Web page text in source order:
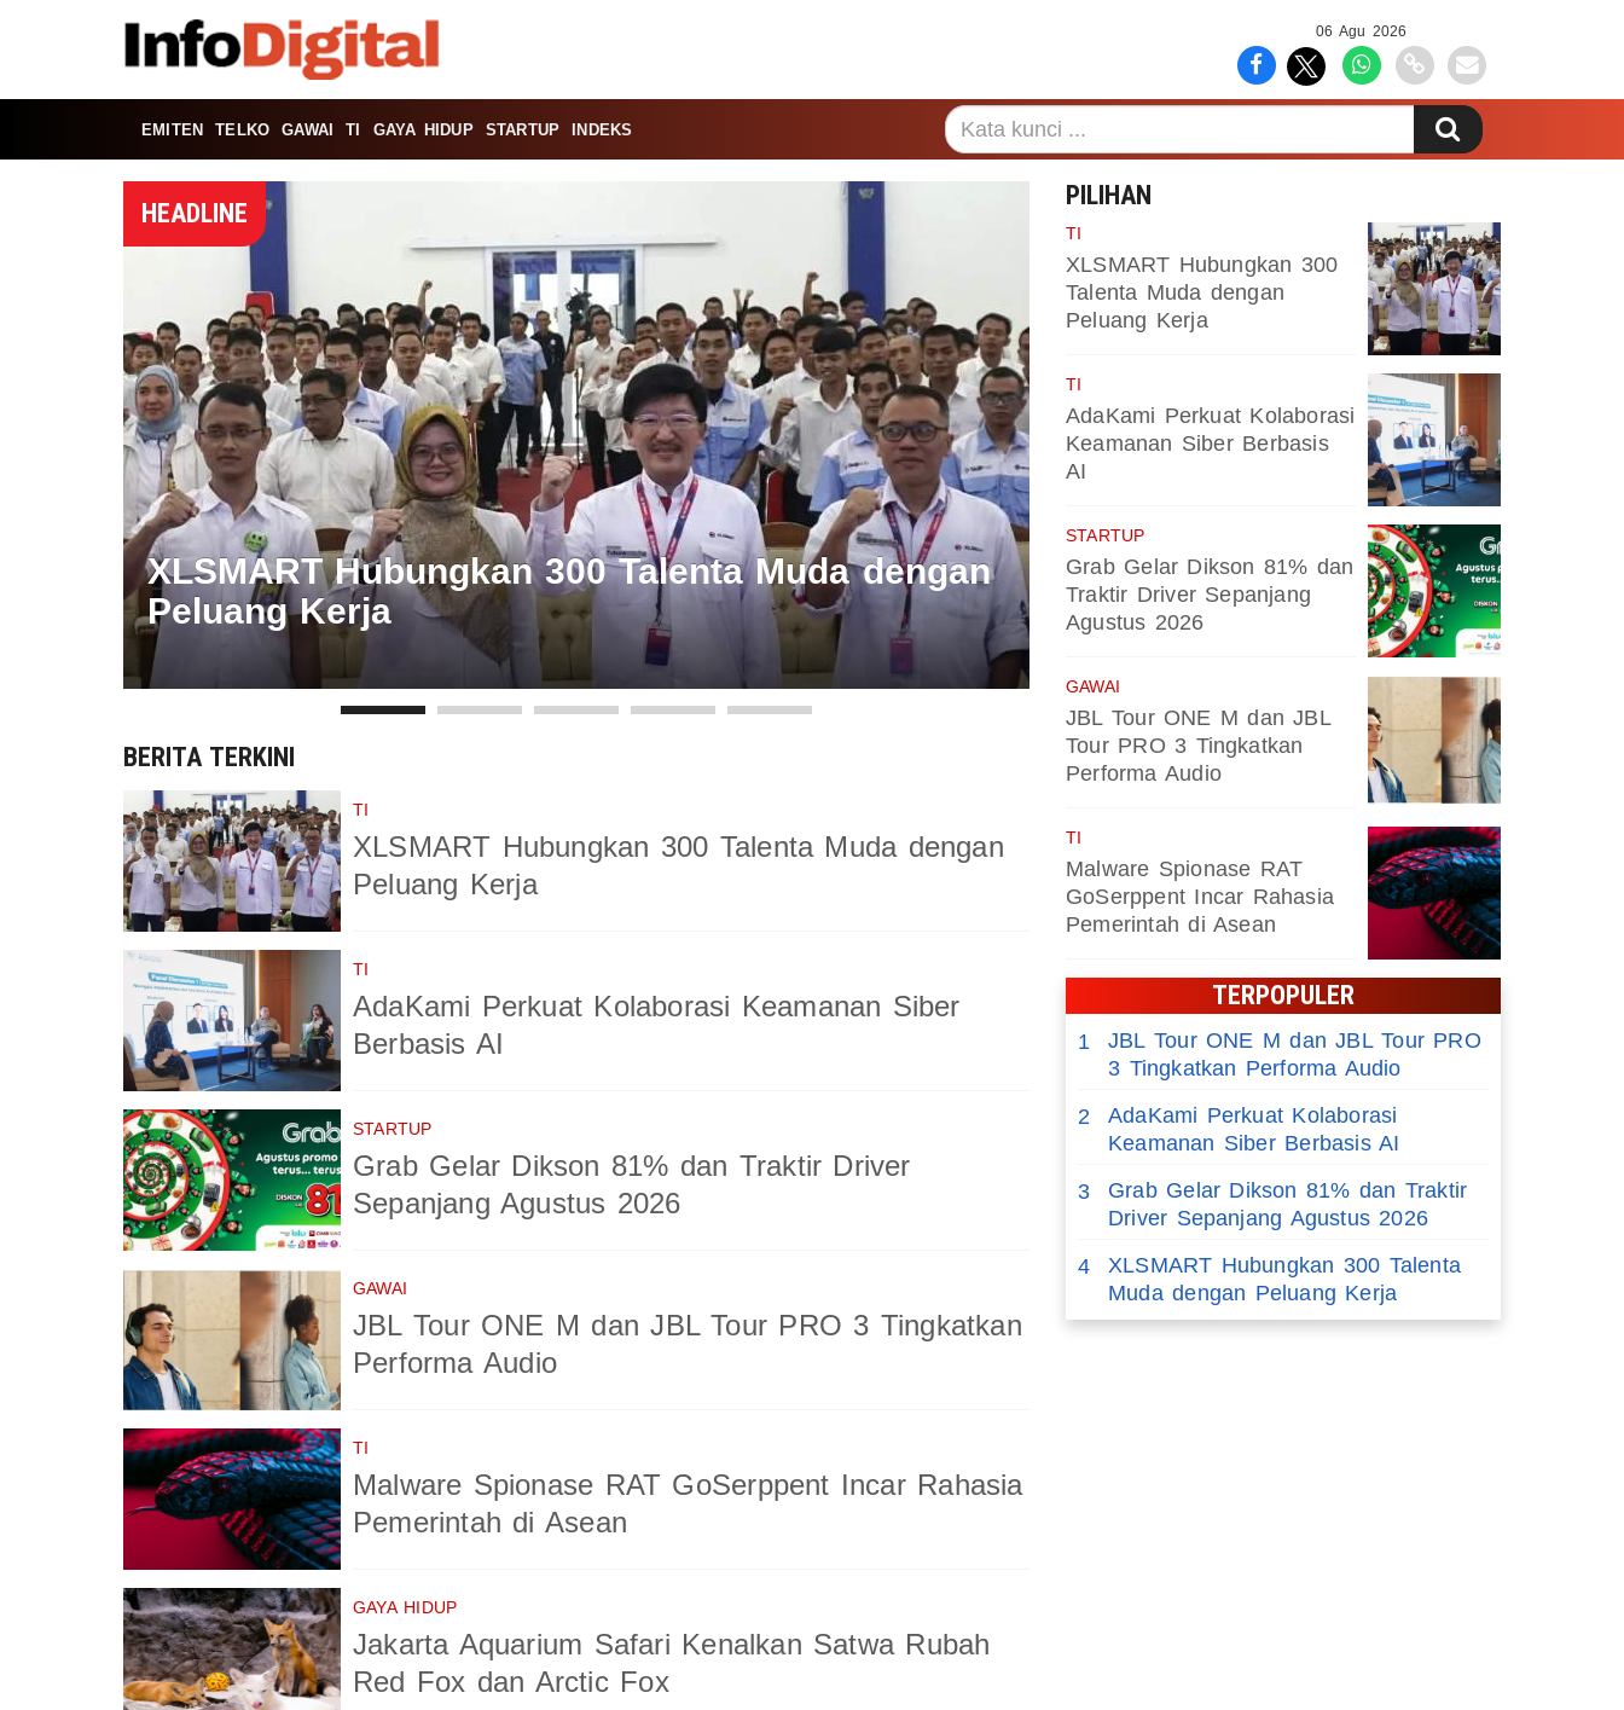
06 Agu 2026
EMITEN TELKO GAWAI TI GAYA HIDUP STARTUP INDEKS
HEADLINE
XLSMART Hubungkan 300 Talenta Muda dengan
Peluang Kerja
AdaKami Perkuat Kolaborasi
Berbasis AI
BERITA TERKINI
TI
XLSMART Hubungkan 300 Talenta Muda dengan
Peluang Kerja
TI
AdaKami Perkuat Kolaborasi Keamanan Siber
Berbasis AI
STARTUP
Grab Gelar Dikson 81% dan Traktir Driver
Sepanjang Agustus 2026
GAWAI
JBL Tour ONE M dan JBL Tour PRO 3 Tingkatkan
Performa Audio
TI
Malware Spionase RAT GoSerppent Incar Rahasia
Pemerintah di Asean
GAYA HIDUP
Jakarta Aquarium Safari Kenalkan Satwa Rubah
Red Fox dan Arctic Fox
PILIHAN
TI
XLSMART Hubungkan 300
Talenta Muda dengan
Peluang Kerja
TI
AdaKami Perkuat Kolaborasi
Keamanan Siber Berbasis
AI
STARTUP
Grab Gelar Dikson 81% dan
Traktir Driver Sepanjang
Agustus 2026
GAWAI
JBL Tour ONE M dan JBL
Tour PRO 3 Tingkatkan
Performa Audio
TI
Malware Spionase RAT
GoSerppent Incar Rahasia
Pemerintah di Asean
TERPOPULER
1
JBL Tour ONE M dan JBL Tour PRO
3 Tingkatkan Performa Audio
2
AdaKami Perkuat Kolaborasi
Keamanan Siber Berbasis AI
3
Grab Gelar Dikson 81% dan Traktir
Driver Sepanjang Agustus 2026
4
XLSMART Hubungkan 300 Talenta
Muda dengan Peluang Kerja